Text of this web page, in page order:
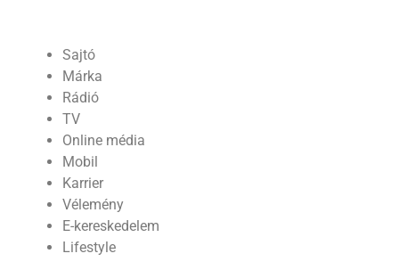
Sajtó
Márka
Rádió
TV
Online média
Mobil
Karrier
Vélemény
E-kereskedelem
Lifestyle